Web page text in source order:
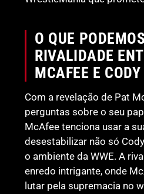
O QUE
RIVALIDADE
MCAFEE E
Com a revelação de Pat
perguntas sobre o seu
McAfee tenciona usar a
desestabilizar não só
o ambiente da WWE. A
enredo intrigante, onde
lutar pela supremacia no